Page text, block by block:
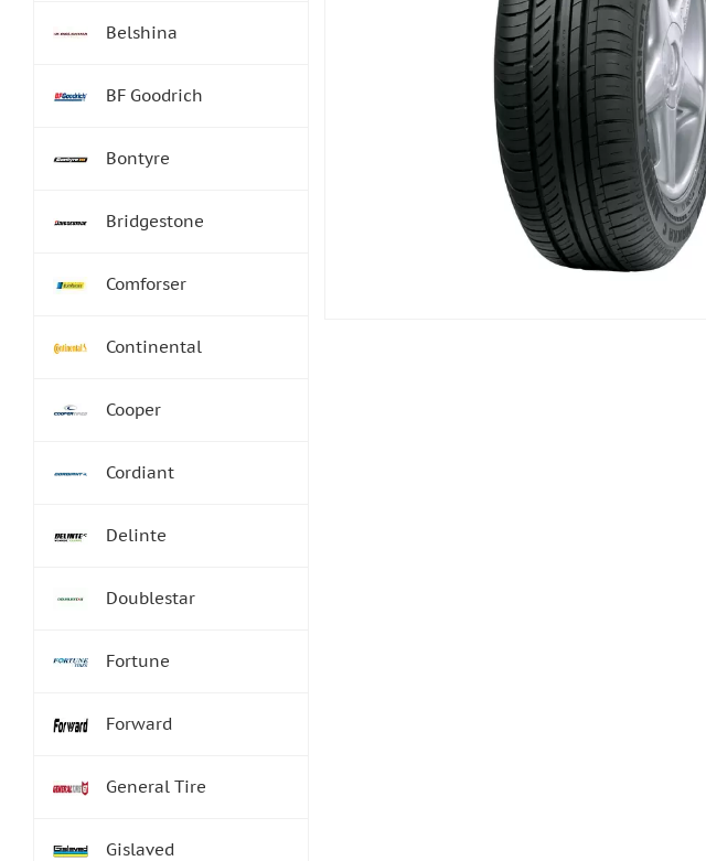
Belshina
BF Goodrich
Bontyre
Bridgestone
Comforser
Continental
Cooper
Cordiant
Delinte
Doublestar
Fortune
Forward
General Tire
Gislaved